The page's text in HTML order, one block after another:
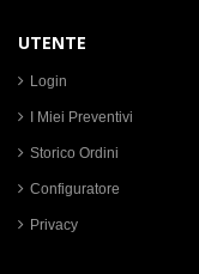
UTENTE
Login
I Miei Preventivi
Storico Ordini
Configuratore
Privacy